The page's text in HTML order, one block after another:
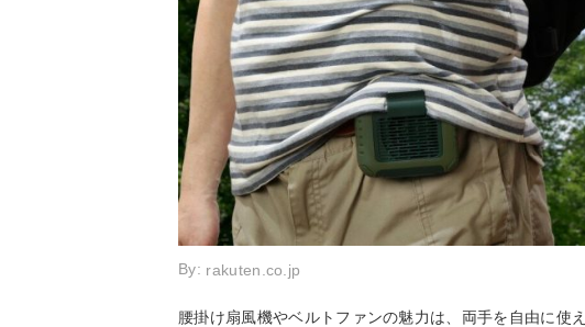
By: rakuten.co.jp
腰掛け扇風機やベルトファンの魅力は、両手を自由に使